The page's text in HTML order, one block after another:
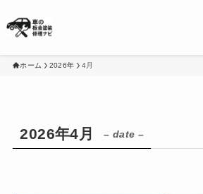
ホーム 2026年 4月
2026年4月 – date –